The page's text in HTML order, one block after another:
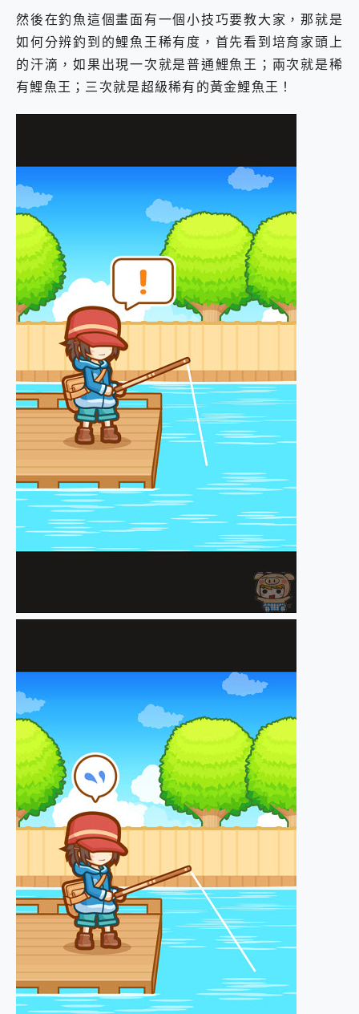
然後在釣魚這個畫面有一個小技巧要教大家，那就是
如何分辨釣到的鯉魚王稀有度，首先看到培育家頭上
的汗滴，如果出現一次就是普通鯉魚王；兩次就是稀
有鯉魚王；三次就是超級稀有的黃金鯉魚王！